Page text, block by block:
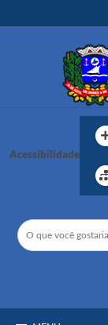
Acessibilidade